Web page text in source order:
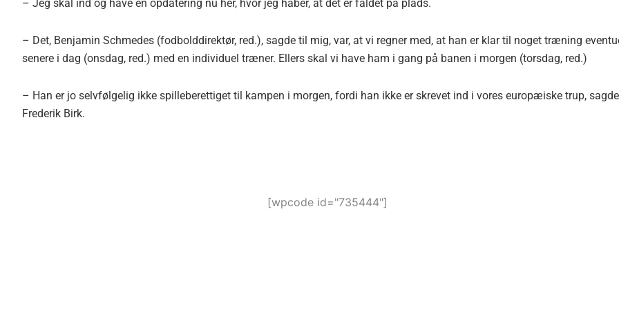
– Jeg skal ind og have en opdatering nu her, hvor jeg håber, at det er faldet på plads.
– Det, Benjamin Schmedes (fodbolddirektør, red.), sagde til mig, var, at vi regner med, at han er klar til noget træning
senere i dag (onsdag, red.) med en individuel træner. Ellers skal vi have ham i gang på banen i morgen (torsdag, red.)
– Han er jo selvfølgelig ikke spilleberettiget til kampen i morgen, fordi han ikke er skrevet ind i vores europæiske trup, sagde
Frederik Birk.
[wpcode id="735444"]